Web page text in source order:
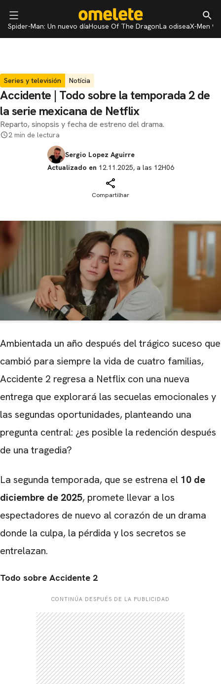
Spider-Man: Un nuevo díaHouse Of The DragonLa odiseaX-Men 97
Series y televisión Notícia
Accidente | Todo sobre la temporada 2 de
la serie mexicana de Netflix
Reparto, sinopsis y fecha de estreno del drama.
2 min de lectura
Sergio Lopez Aguirre
Actualizado en 12.11.2025, a las 12H06
Compartilhar
Ambientada un año después del trágico suceso que
cambió para siempre la vida de cuatro familias,
Accidente 2 regresa a Netflix con una nueva
entrega que explorará las secuelas emocionales y
las segundas oportunidades, planteando una
pregunta central: ¿es posible la redención después
de una tragedia?
La segunda temporada, que se estrena el 10 de
diciembre de 2025, promete llevar a los
espectadores de nuevo al corazón de un drama
donde la culpa, la pérdida y los secretos se
entrelazan.
Todo sobre Accidente 2
CONTINÚA DESPUÉS DE LA PUBLICIDAD